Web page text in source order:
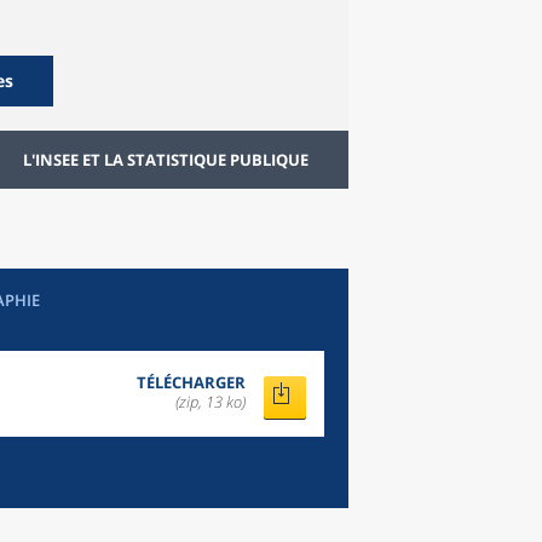
L'INSEE ET LA STATISTIQUE PUBLIQUE
TÉLÉCHARGER
(zip, 13 ko)